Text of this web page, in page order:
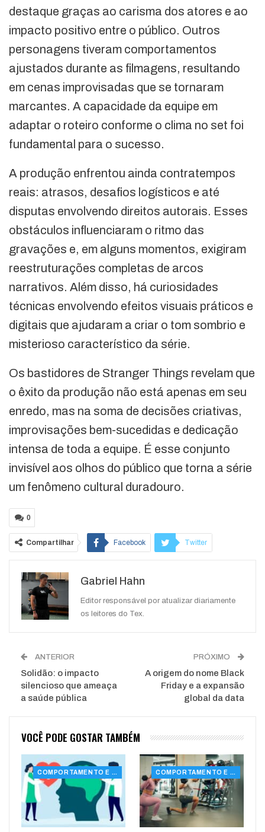
destaque graças ao carisma dos atores e ao
impacto positivo entre o público. Outros
personagens tiveram comportamentos
ajustados durante as filmagens, resultando
em cenas improvisadas que se tornaram
marcantes. A capacidade da equipe em
adaptar o roteiro conforme o clima no set foi
fundamental para o sucesso.
A produção enfrentou ainda contratempos
reais: atrasos, desafios logísticos e até
disputas envolvendo direitos autorais. Esses
obstáculos influenciaram o ritmo das
gravações e, em alguns momentos, exigiram
reestruturações completas de arcos
narrativos. Além disso, há curiosidades
técnicas envolvendo efeitos visuais práticos e
digitais que ajudaram a criar o tom sombrio e
misterioso característico da série.
Os bastidores de Stranger Things revelam que
o êxito da produção não está apenas em seu
enredo, mas na soma de decisões criativas,
improvisações bem-sucedidas e dedicação
intensa de toda a equipe. É esse conjunto
invisível aos olhos do público que torna a série
um fenômeno cultural duradouro.
0
Compartilhar Facebook Twitter
WhatsApp
Gabriel Hahn
Editor responsável por atualizar diariamente
os leitores do Tex.
ANTERIOR
Solidão: o impacto
silencioso que ameaça
a saúde pública
PRÓXIMO
A origem do nome Black
Friday e a expansão
global da data
VOCÊ PODE GOSTAR TAMBÉM
COMPORTAMENTO E SAÚDE COMPORTAMENTO E SAÚDE